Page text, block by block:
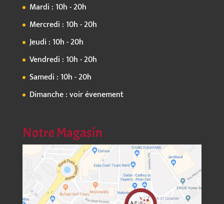
Mardi : 10h - 20h
Mercredi : 10h - 20h
Jeudi : 10h - 20h
Vendredi : 10h - 20h
Samedi : 10h - 20h
Dimanche : voir évenement
Notre Magasin